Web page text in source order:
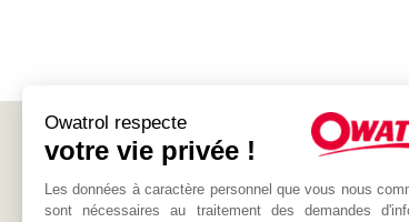
Owatrol respecte
votre vie privée !
Les données à caractère personnel que vous nous
sont nécessaires au traitement des demandes
Suscríbete a
y recibe tanto